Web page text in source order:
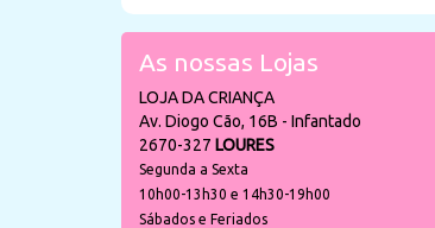
As nossas Lojas
LOJA DA CRIANÇA
Av. Diogo Cão, 16B - Infantado
2670-327 LOURES
Segunda a Sexta
10h00-13h30 e 14h30-19h00
Sábados e Feriados